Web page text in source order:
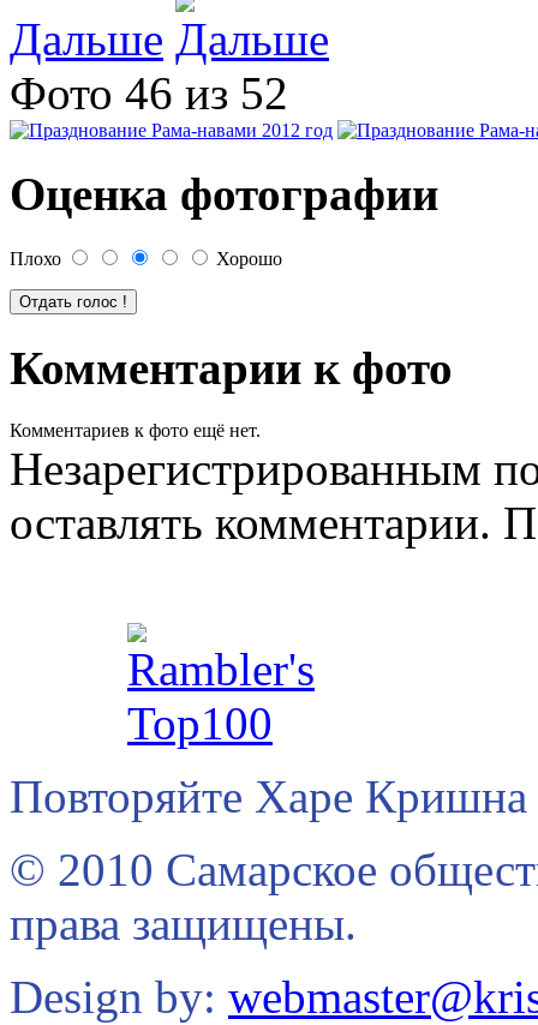
Дальше
Фото 46 из 52
Оценка фотографии
Плохо Хорошо
Комментарии к фото
Комментариев к фото ещё нет.
Незарегистрированным
оставлять комментарии.
Повторяйте Харе Кришна
© 2010 Самарское
права защищены.
Design by: